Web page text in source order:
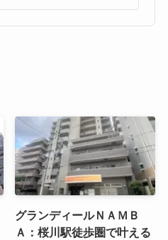
グランディールＮＡＭＢ
Ａ：桜川駅徒歩圏で叶える